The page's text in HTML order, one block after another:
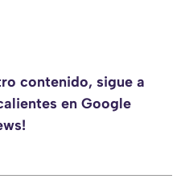
contenido, sigue a
en Google